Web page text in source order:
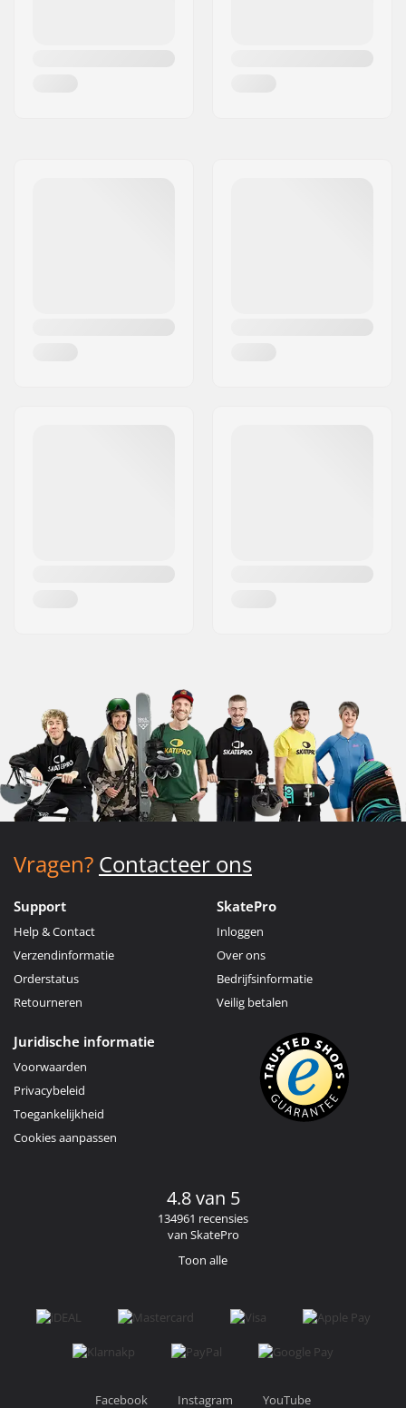
Vragen? Contacteer ons
Support
Help & Contact
Verzendinformatie
Orderstatus
Retourneren
SkatePro
Inloggen
Over ons
Bedrijfsinformatie
Veilig betalen
Juridische informatie
Voorwaarden
Privacybeleid
Toegankelijkheid
Cookies aanpassen
4.8 van 5
134961 recensies
van SkatePro
Toon alle
Facebook Instagram YouTube